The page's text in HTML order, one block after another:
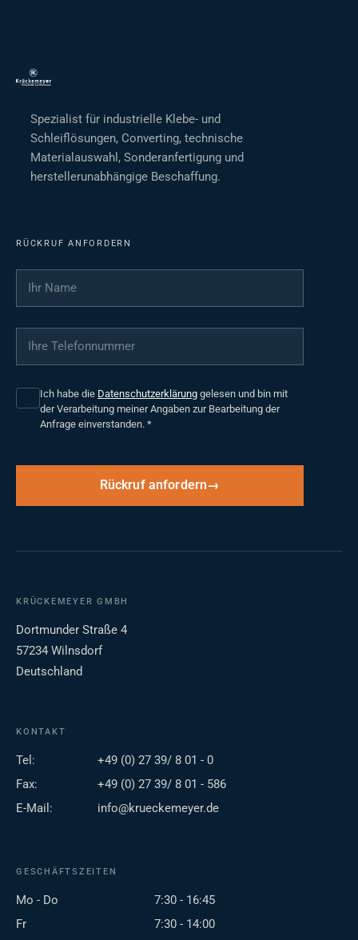
Spezialist für industrielle Klebe- und
Schleiflösungen, Converting, technische
Materialauswahl, Sonderanfertigung und
herstellerunabhängige Beschaffung.
RÜCKRUF ANFORDERN
Ihr Name
Ihre Telefonnummer
Ich habe die Datenschutzerklärung gelesen und bin mit
der Verarbeitung meiner Angaben zur Bearbeitung der
Anfrage einverstanden. *
Rückruf anfordern
KRÜCKEMEYER GMBH
Dortmunder Straße 4
57234 Wilnsdorf
Deutschland
KONTAKT
Tel:
+49 (0) 27 39/ 8 01 - 0
Fax:
+49 (0) 27 39/ 8 01 - 586
E-Mail:
info@krueckemeyer.de
GESCHÄFTSZEITEN
Mo - Do
7:30 - 16:45
Fr
7:30 - 14:00